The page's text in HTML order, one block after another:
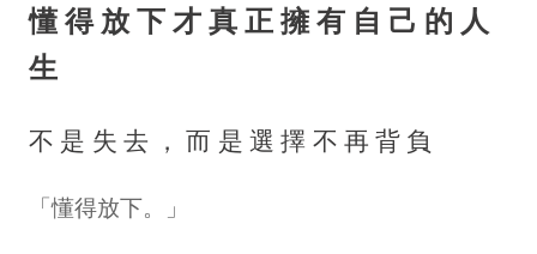
懂得放下才真正擁有自己的人
生
不是失去，而是選擇不再背負
「懂得放下。」